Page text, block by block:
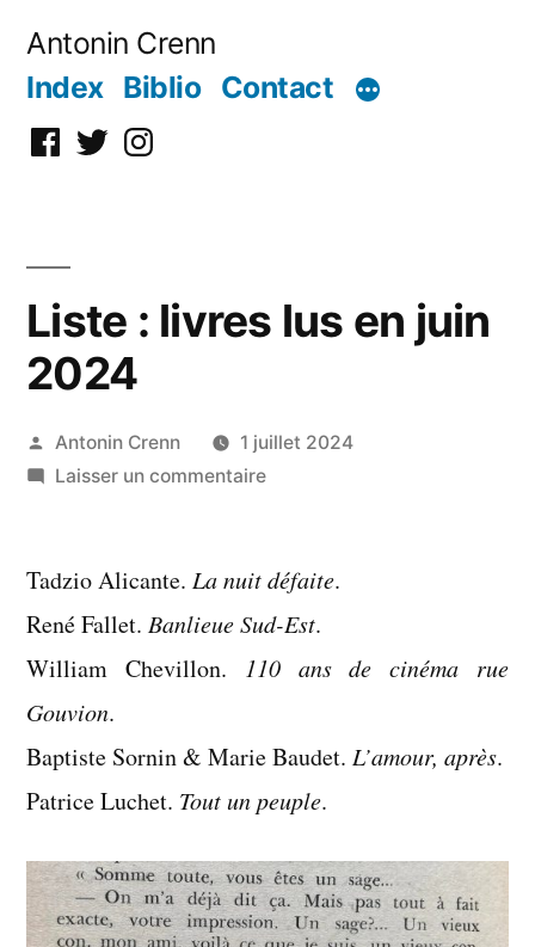
Antonin Crenn
Index Biblio Contact
Facebook
TwitterInstagram
Liste : livres lus en juin
2024
Publié
par
Antonin Crenn
1 juillet 2024
Laisser un commentairesur
livres
juin
Tadzio Alicante. La nuit défaite.
René Fallet. Banlieue Sud-Est.
William Chevillon.
110 ans de cinéma rue
Gouvion.
Baptiste Sornin & Marie Baudet. L’amour, après.
Patrice Luchet. Tout un peuple.